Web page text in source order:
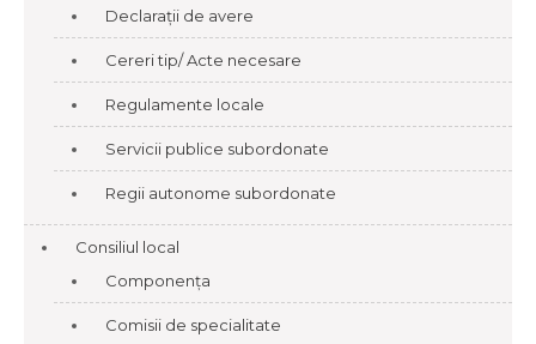
Declarații de avere
Cereri tip/ Acte necesare
Regulamente locale
Servicii publice subordonate
Regii autonome subordonate
Consiliul local
Componența
Comisii de specialitate